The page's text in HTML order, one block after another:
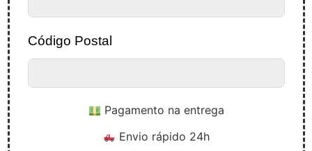
Código Postal
Pagamento na entrega
Envio rápido 24h